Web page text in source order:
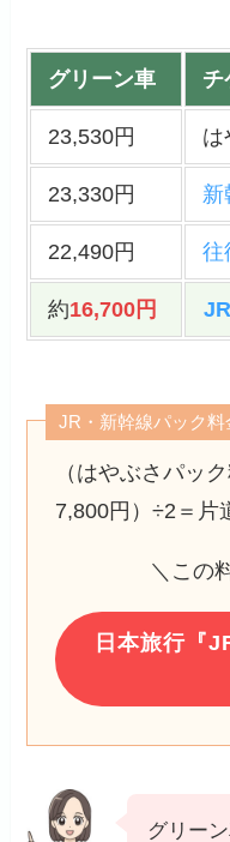
グリーン車 チ
23,530円 は
23,330円 新
22,490円 往
約16,700円
JR・新幹線パック料
（はやぶさパッ
7,800円）÷2＝片
＼この
日本旅行『
グリー